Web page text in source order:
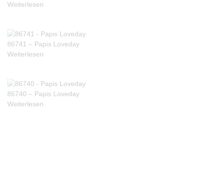
Weiterlesen
86741 – Papis Loveday
Weiterlesen
86740 – Papis Loveday
Weiterlesen